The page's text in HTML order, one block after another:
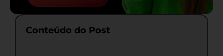
Conteúdo do Post